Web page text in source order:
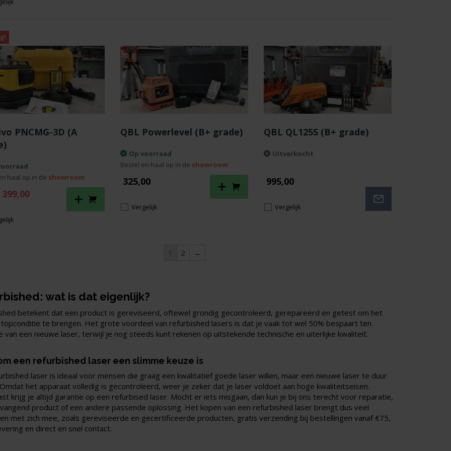
PNCMG-3D (A
haal op in de showroom
Oorspronkelijke
399,00Huidige
QBL Powerlevel (B+ grade)
Op voorraad
Bestel en haal op in de showroom
325,00
Vergelijk
QBL QL125S (B+ grade)
Uitverkocht
995,00
Vergelijk
1 2 →
wat is dat eigenlijk?
betekent dat een product is gereviseerd, oftewel grondig gecontroleerd, gerepareerd en getest om het
te brengen. Het grote voordeel van refurbished lasers is dat je vaak tot wel 50% bespaart ten
van een nieuwe laser, terwijl je nog steeds kunt rekenen op uitstekende technische en uiterlijke kwaliteit.
een refurbished laser een slimme keuze is
laser is ideaal voor mensen die graag een kwalitatief goede laser willen, maar een nieuwe laser te duur
het apparaat volledig is gecontroleerd, weer je zeker dat je laser voldoet aan hoge kwaliteitseisen.
krijg je altijd garantie op een refurbised laser. Mocht er iets misgaan, dan kun je bij ons terecht voor reparatie,
product of een andere passende oplossing. Het kopen van een refurbished laser brengt dus veel
met zich mee, zoals gereviseerde en gecertificeerde producten, gratis verzending bij bestellingen vanaf €75,
en direct en snel contact.